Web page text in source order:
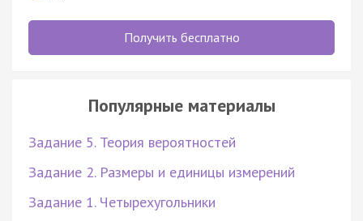
Получить бесплатно
Популярные материалы
Задание 5. Теория вероятностей
Задание 2. Размеры и единицы измерений
Задание 1. Четырехугольники